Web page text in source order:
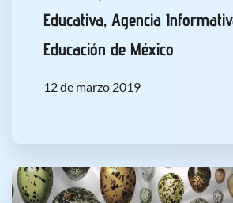
Educativa, Agencia
Educación de México
12 de marzo 2019